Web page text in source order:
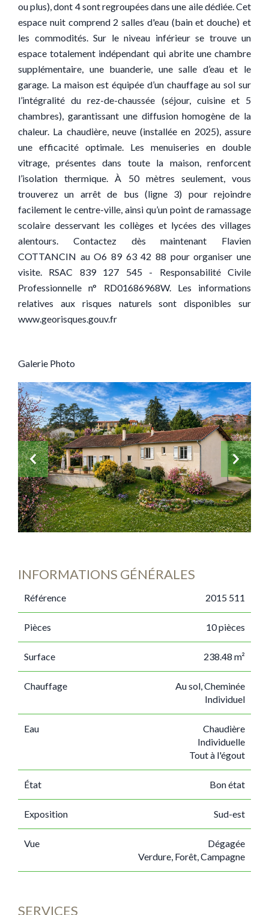
ou plus), dont 4 sont regroupées dans une aile dédiée. Cet
espace nuit comprend 2 salles d'eau (bain et douche) et
les commodités. Sur le niveau inférieur se trouve un
espace totalement indépendant qui abrite une chambre
supplémentaire, une buanderie, une salle d’eau et le
garage. La maison est équipée d’un chauffage au sol sur
l’intégralité du rez-de-chaussée (séjour, cuisine et 5
chambres), garantissant une diffusion homogène de la
chaleur. La chaudière, neuve (installée en 2025), assure
une efficacité optimale. Les menuiseries en double
vitrage, présentes dans toute la maison, renforcent
l’isolation thermique. À 50 mètres seulement, vous
trouverez un arrêt de bus (ligne 3) pour rejoindre
facilement le centre-ville, ainsi qu’un point de ramassage
scolaire desservant les collèges et lycées des villages
alentours. Contactez dès maintenant Flavien
COTTANCIN au O6 89 63 42 88 pour organiser une
visite. RSAC 839 127 545 - Responsabilité Civile
Professionnelle n° RD01686968W. Les informations
relatives aux risques naturels sont disponibles sur
www.georisques.gouv.fr
Galerie Photo
INFORMATIONS GÉNÉRALES
Référence 2015 511
Pièces 10 pièces
Surface 238.48 m²
Chauffage
Au sol, Cheminée
Individuel
Eau
Chaudière
Individuelle
Tout à l'égout
État Bon état
Exposition Sud-est
Vue
Dégagée
Verdure, Forêt, Campagne
SERVICES